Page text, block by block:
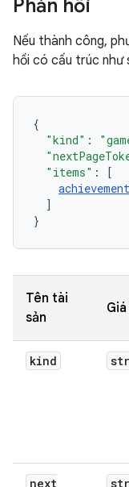
Phản hồi
Nếu thành công,
hồi có cấu trúc như
"kind" :
"items" :
[
]
}
Tên tài
sản
kind
next